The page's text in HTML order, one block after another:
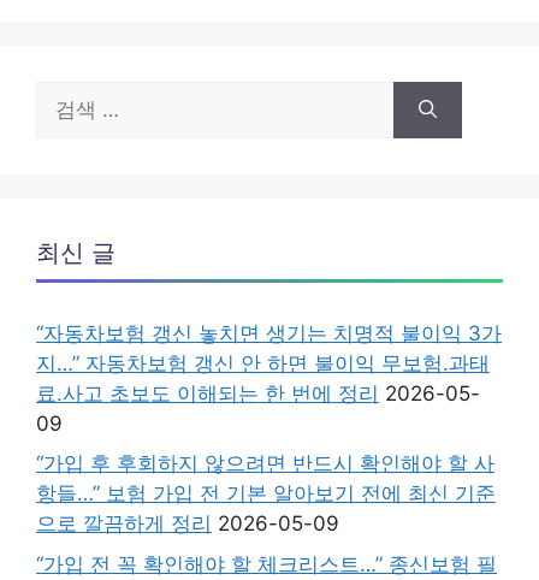
색:
최신 글
“자동차보험 갱신 놓치면 생기는 치명적 불이익 3가
지…” 자동차보험 갱신 안 하면 불이익 무보험.과태
료.사고 초보도 이해되는 한 번에 정리 2026-05-
09
“가입 후 후회하지 않으려면 반드시 확인해야 할 사
항들…” 보험 가입 전 기본 알아보기 전에 최신 기준
으로 깔끔하게 정리 2026-05-09
“가입 전 꼭 확인해야 할 체크리스트…” 종신보험 필